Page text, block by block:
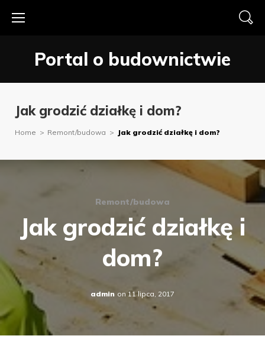
Portal o budownictwie
Jak grodzić działkę i dom?
Home > Remont/budowa > Jak grodzić działkę i dom?
Remont/budowa
Jak grodzić działkę i
dom?
admin on 11 lipca, 2017